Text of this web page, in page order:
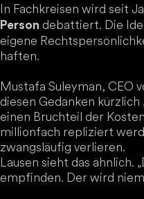
In Fachkreisen wird seit
Person debattiert. Die
eigene
haften.
Mustafa Suleyman, CEO
diesen Gedanken
einen Bruchteil der
millionfach repliziert
zwangsläufig verlieren.
Lausen sieht das ähnlich.
empfinden. Der wird